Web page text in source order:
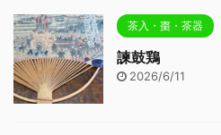
茶入・棗・茶器
諫鼓鶏
2026/6/11